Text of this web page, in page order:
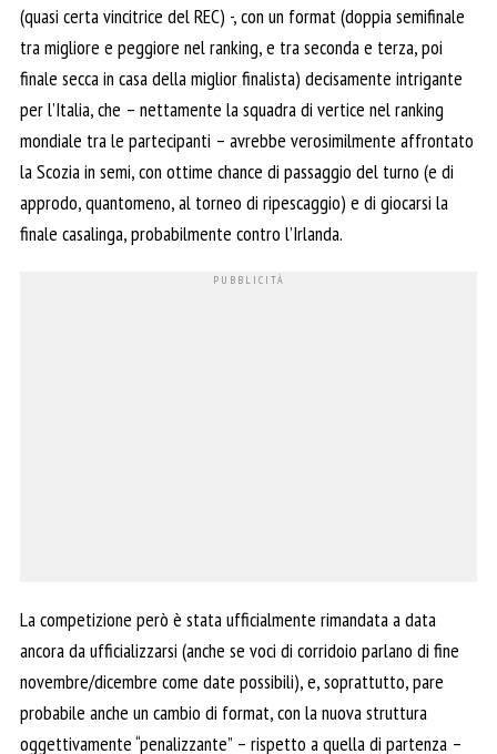
(quasi certa vincitrice del REC) -, con un format (doppia semifinale
tra migliore e peggiore nel ranking, e tra seconda e terza, poi
finale secca in casa della miglior finalista) decisamente intrigante
per l’Italia, che – nettamente la squadra di vertice nel ranking
mondiale tra le partecipanti – avrebbe verosimilmente affrontato
la Scozia in semi, con ottime chance di passaggio del turno (e di
approdo, quantomeno, al torneo di ripescaggio) e di giocarsi la
finale casalinga, probabilmente contro l’Irlanda.
La competizione però è stata ufficialmente rimandata a data
ancora da ufficializzarsi (anche se voci di corridoio parlano di fine
novembre/dicembre come date possibili), e, soprattutto, pare
probabile anche un cambio di format, con la nuova struttura
oggettivamente “penalizzante” – rispetto a quella di partenza –